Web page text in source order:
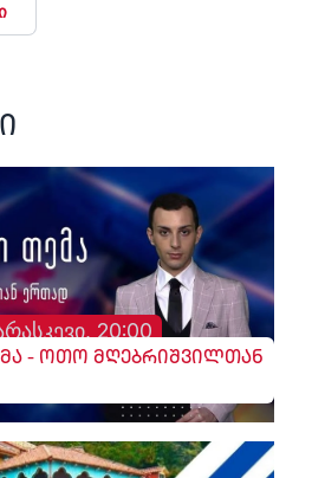
20:00
- ოთო მღებრიშვილთან